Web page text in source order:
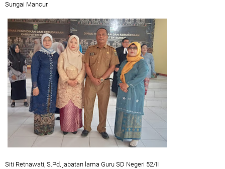
Sungai Mancur.
Siti Retnawati, S.Pd, jabatan lama Guru SD Negeri 52/II